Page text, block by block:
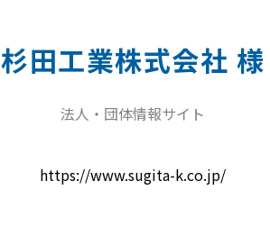
杉田工業株式会社 様
法人・団体情報サイト
https://www.sugita-k.co.jp/